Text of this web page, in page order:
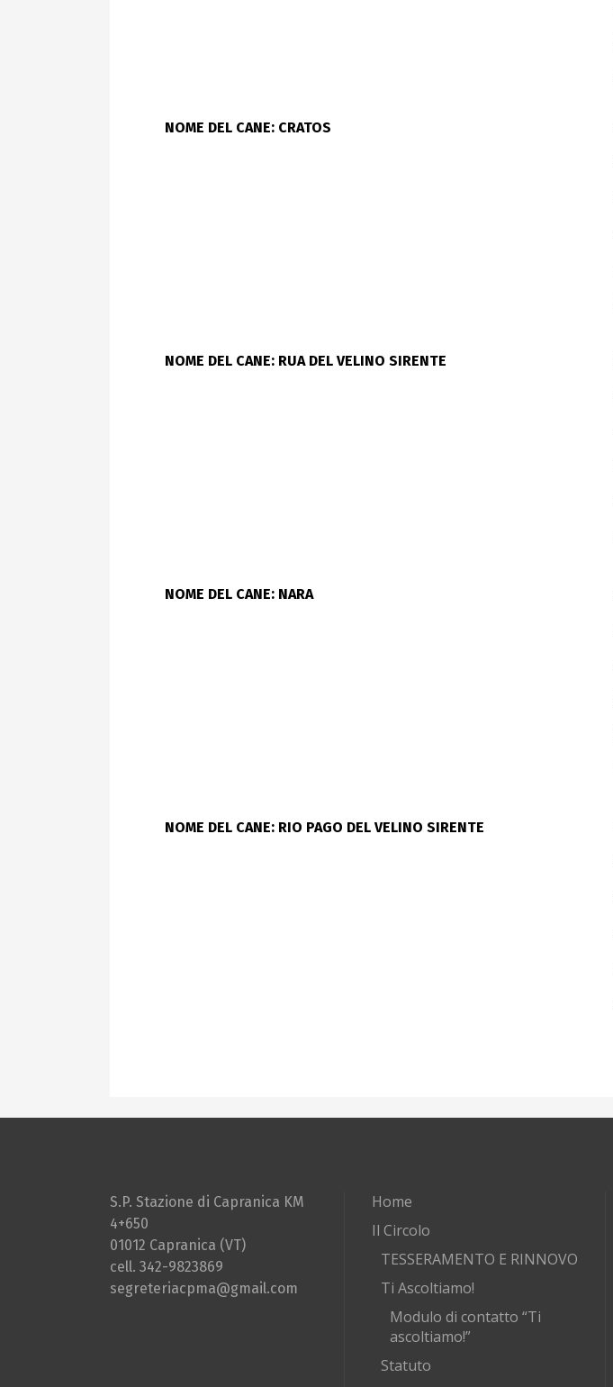
NOME DEL CANE: CRATOS
NOME DEL CANE: RUA DEL VELINO SIRENTE
NOME DEL CANE: NARA
NOME DEL CANE: RIO PAGO DEL VELINO SIRENTE
S.P. Stazione di Capranica KM
4+650
01012 Capranica (VT)
cell. 342-9823869
segreteriacpma@gmail.com
Home
Il Circolo
TESSERAMENTO E RINNOVO
Ti Ascoltiamo!
Modulo di contatto “Ti
ascoltiamo!”
Statuto